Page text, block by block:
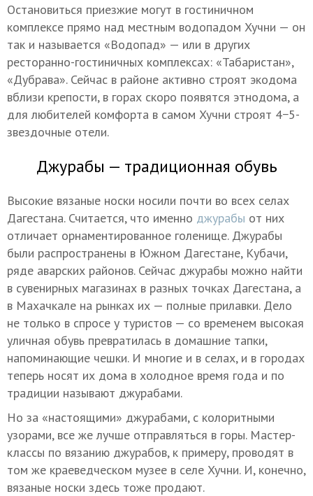
Остановиться приезжие могут в гостиничном
комплексе прямо над местным водопадом Хучни — он
так и называется «Водопад» — или в других
ресторанно-гостиничных комплексах: «Табаристан»,
«Дубрава». Сейчас в районе активно строят экодома
вблизи крепости, в горах скоро появятся этнодома, а
для любителей комфорта в самом Хучни строят 4−5-
звездочные отели.
Джурабы — традиционная обувь
Высокие вязаные носки носили почти во всех селах
Дагестана. Считается, что именно джурабы от них
отличает орнаментированное голенище. Джурабы
были распространены в Южном Дагестане, Кубачи,
ряде аварских районов. Сейчас джурабы можно найти
в сувенирных магазинах в разных точках Дагестана, а
в Махачкале на рынках их — полные прилавки. Дело
не только в спросе у туристов — со временем высокая
уличная обувь превратилась в домашние тапки,
напоминающие чешки. И многие и в селах, и в городах
теперь носят их дома в холодное время года и по
традиции называют джурабами.
Но за «настоящими» джурабами, с колоритными
узорами, все же лучше отправляться в горы. Мастер-
классы по вязанию джурабов, к примеру, проводят в
том же краеведческом музее в селе Хучни. И, конечно,
вязаные носки здесь тоже продают.